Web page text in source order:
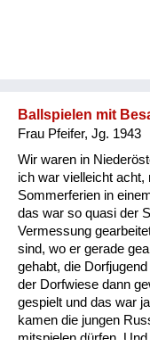
Angst. Da haben wir
sind wir
Ballspielen mit
Frau Pfeifer, Jg. 1943
Wir waren in
ich war vielleicht acht,
Sommerferien in
das war so quasi der
Vermessung
sind, wo er gerade
gehabt, die
der Dorfwiese dann
gespielt und das war
kamen die jungen
mitspielen dürfen.